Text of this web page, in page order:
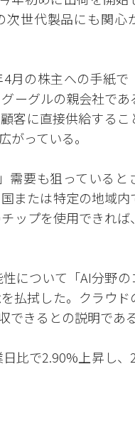
世代製品にも関心
月の株主への手紙で
ーグルの親会社であ
客に直接供給する
っている。
要も狙っていると
または特定の地域内
ップを使用できれ
について「AI分野の
払拭した。クラウド
きるとの説明である
比で2.90%上昇し、